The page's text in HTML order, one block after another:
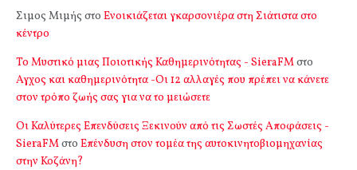
Σιμος Μιμής στο Ενοικιάζεται γκαρσονιέρα στη Σιάτιστα στο
κέντρο
Το Μυστικό μιας Ποιοτικής Καθημερινότητας - SieraFMστο
Αγχος και καθημερινότητα -Οι 12 αλλαγές που πρέπει να κάνετε
στον τρόπο ζωής σας για να το μειώσετε
Οι Καλύτερες Επενδύσεις Ξεκινούν από τις Σωστές Αποφάσεις -
SieraFMστο Επένδυση στον τομέα της αυτοκινητοβιομηχανίας
στην Κοζάνη?